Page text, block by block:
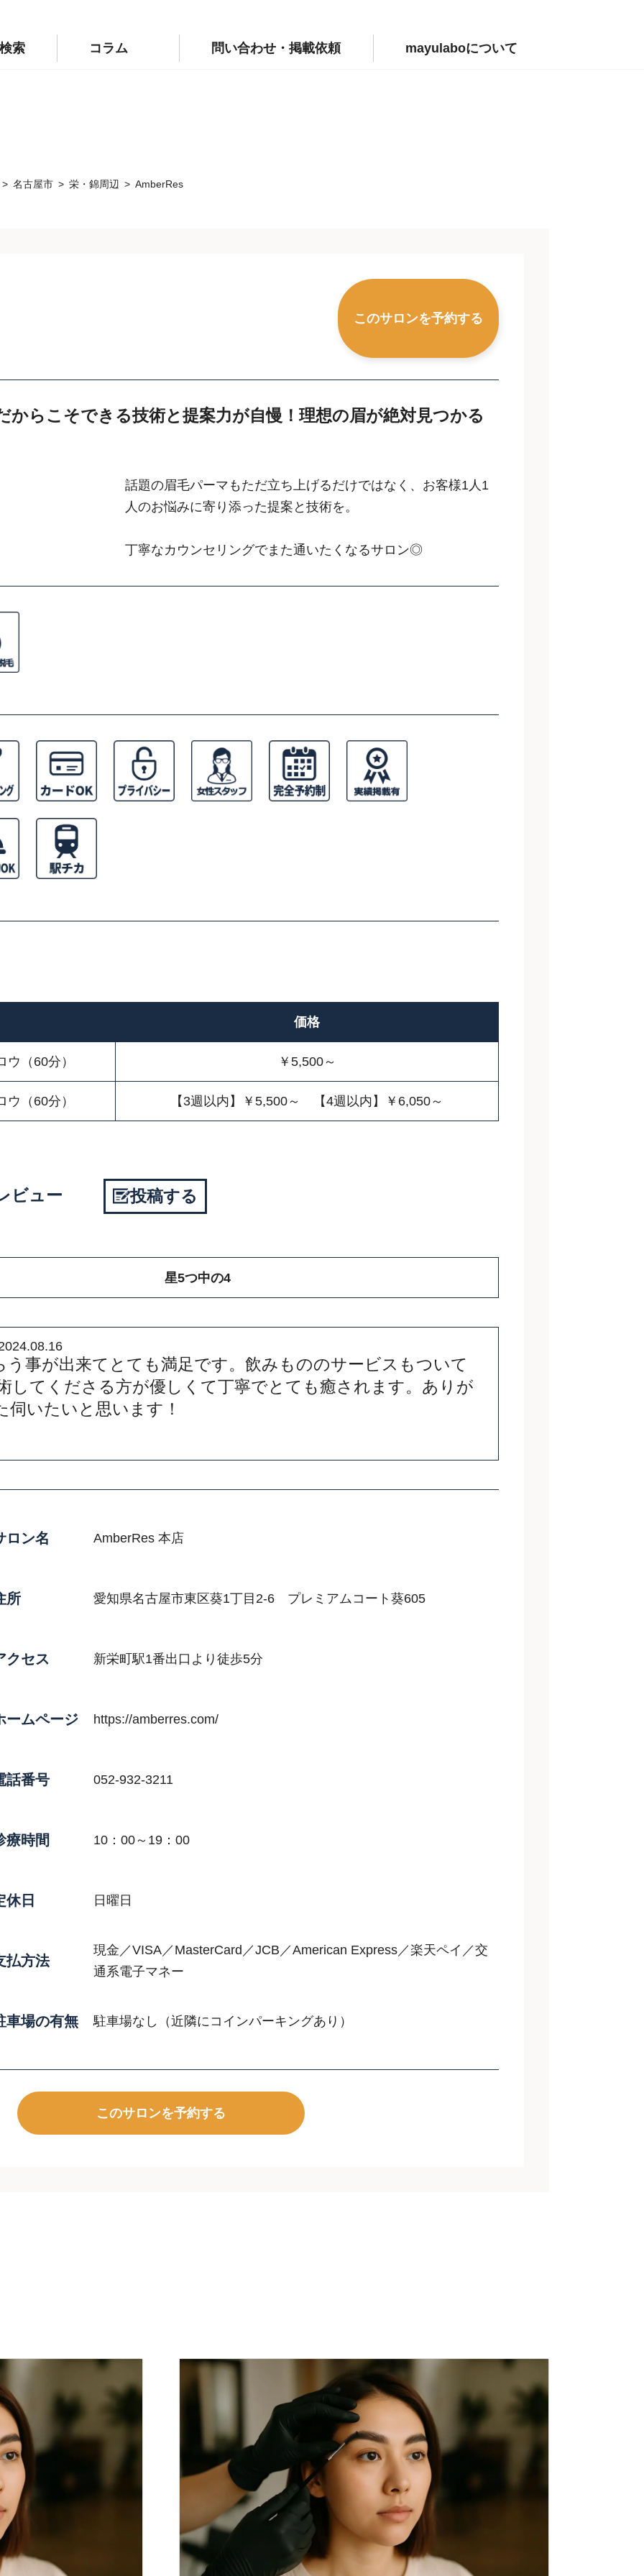
public_html/wp-config.php
索 コラム 問い合わせ・掲載依頼 mayulaboについて
名古屋市 栄・錦周辺 AmberRes
このサロンを予約する
からこそできる技術と提案力が自慢！理想の眉が絶対見つかる
話題の眉毛パーマもただ立ち上げるだけではなく、お客様1人1
人のお悩みに寄り添った提案と技術を。
丁寧なカウンセリングでまた通いたくなるサロン◎
価格
（60分） ￥5,500～
（60分） 【3週以内】￥5,500～ 【4週以内】￥6,050～
ビュー 投稿する
星5つ中の4
う事が出来てとても満足です。飲みもののサービスもついて
してくださる方が優しくて丁寧でとても癒されます。ありが
いたいと思います！
ロン名 AmberRes 本店
所 愛知県名古屋市東区葵1丁目2-6 プレミアムコート葵605
クセス 新栄町駅1番出口より徒歩5分
ームページ https://amberres.com/
話番号 052-932-3211
療時間 10：00～19：00
休日 日曜日
払方法
現金／VISA／MasterCard／JCB／American Express／楽天ペイ／交
通系電子マネー
車場の有無 駐車場なし（近隣にコインパーキングあり）
このサロンを予約する